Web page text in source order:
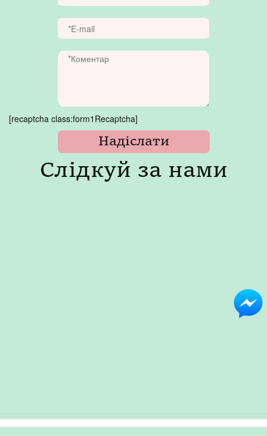
[recaptcha class:form1Recaptcha]
Слідкуй за нами